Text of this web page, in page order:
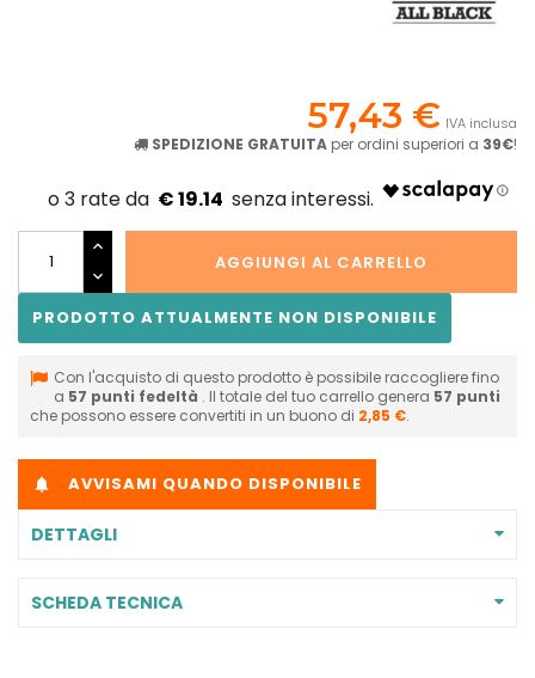
57,43 € IVA inclusa
SPEDIZIONE GRATUITA per ordini superiori a 39€!
€ 19.14
AGGIUNGI AL CARRELLO
PRODOTTO ATTUALMENTE NON DISPONIBILE
Con l'acquisto di questo prodotto è possibile raccogliere fino
a 57 punti fedeltà . Il totale del tuo carrello genera 57 punti
che possono essere convertiti in un buono di 2,85 €.
 AVVISAMI QUANDO DISPONIBILE
DETTAGLI
SCHEDA TECNICA